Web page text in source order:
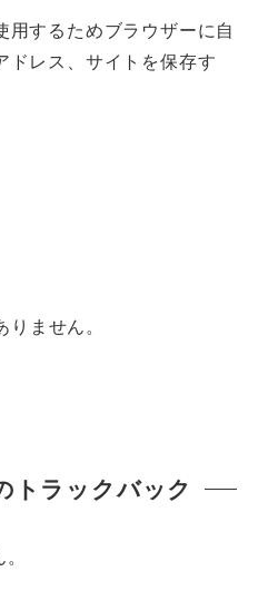
用するためブラウザーに自
ドレス、サイトを保存す
ません。
トラックバック